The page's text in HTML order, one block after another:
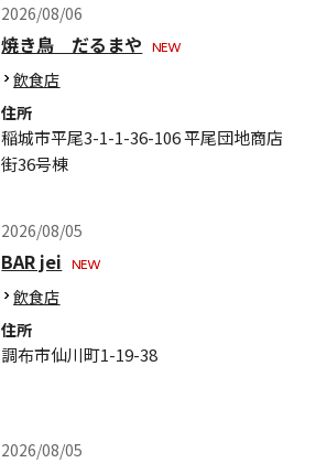
2026/08/06
焼き鳥 だるまや
飲食店
住所
稲城市平尾3-1-1-36-106 平尾団地商店
街36号棟
2026/08/05
BAR jei
飲食店
住所
調布市仙川町1-19-38
2026/08/05